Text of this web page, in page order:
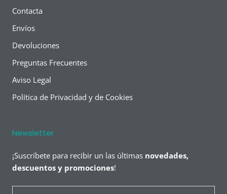
Contacta
Envíos
Devoluciones
Preguntas Frecuentes
Aviso Legal
Política de Privacidad y de Cookies
Newsletter
¡Suscríbete para recibir un las últimas novedades,
descuentos y promociones!